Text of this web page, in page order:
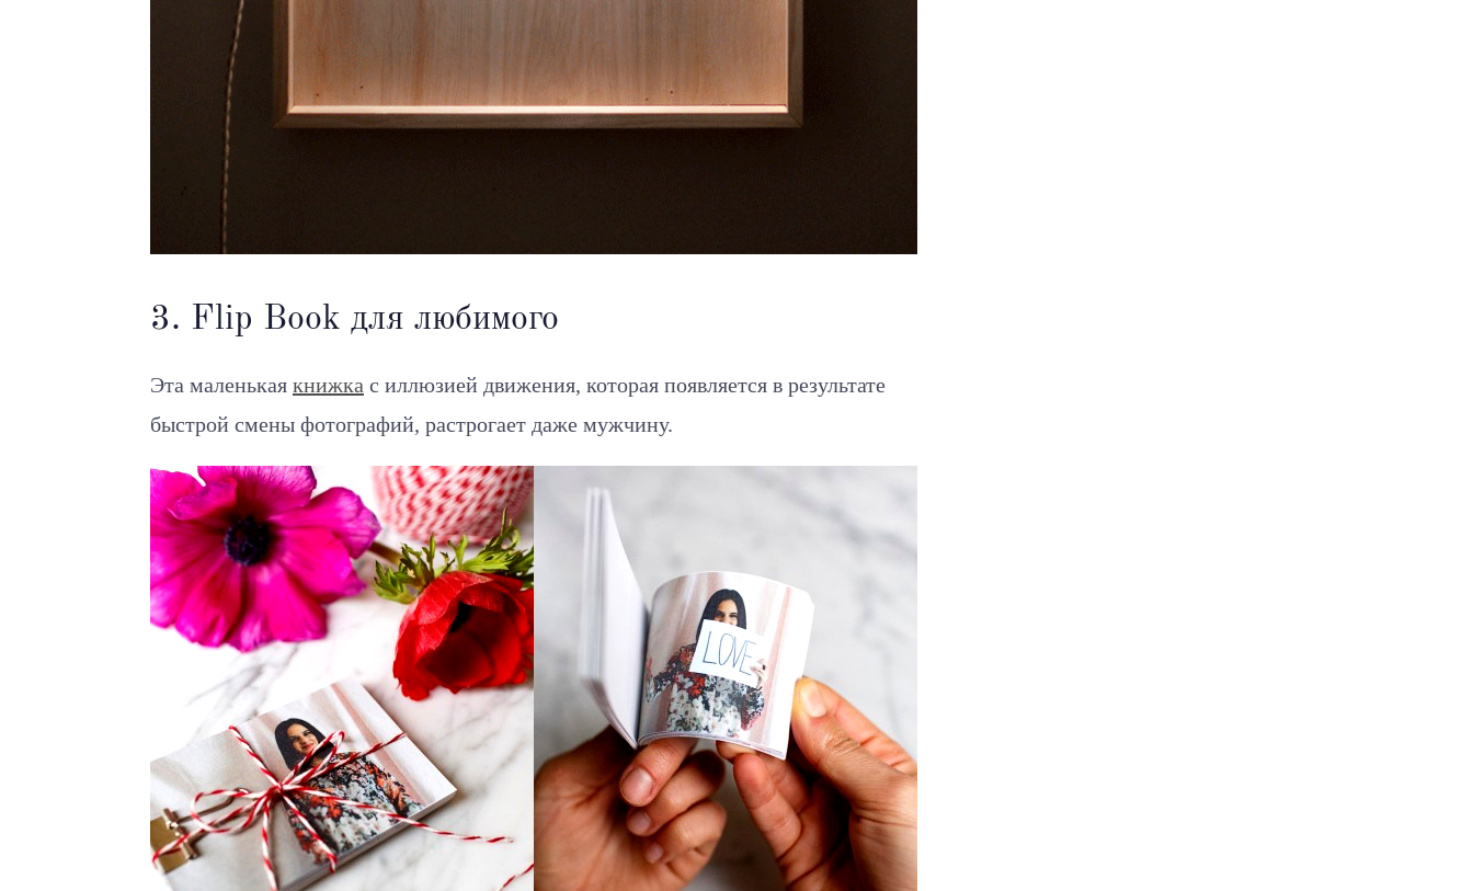
3. Flip Book для любимого
Эта маленькая книжка с иллюзией движения, которая появляется в результате
быстрой смены фотографий, растрогает даже мужчину.